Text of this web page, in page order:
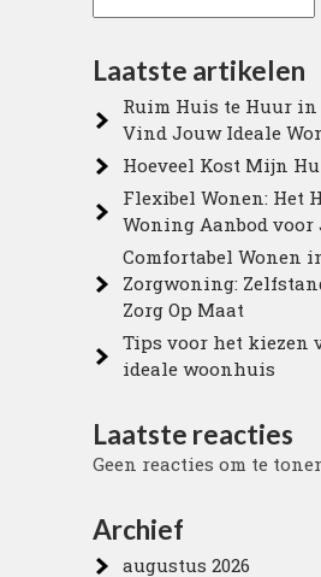
Laatste artikelen
Ruim Huis te Huur in
Vind Jouw Ideale
Hoeveel Kost Mijn
Flexibel Wonen: Het
Woning Aanbod voor
Comfortabel Wonen
Zorgwoning:
Zorg Op Maat
Tips voor het kiezen
ideale woonhuis
Laatste reacties
Geen reacties om te
Archief
augustus 2026